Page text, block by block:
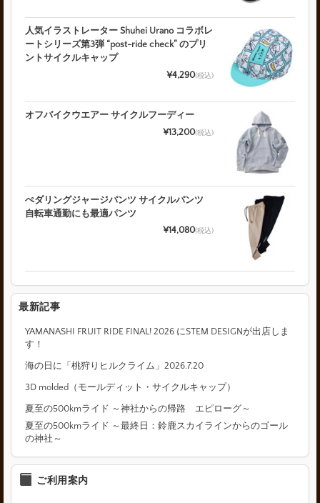
人気イラストレーター Shuhei Urano コラボレ
ートシリーズ第3弾 “post-ride check” のプリ
ントサイクルキャップ
¥4,290(税込)
オフバイクウエアー サイクルフーディー
¥13,200(税込)
ぺダリングジャージパンツ サイクルパンツ
自転車通勤にも最適パンツ
¥14,080(税込)
最新記事
YAMANASHI FRUIT RIDE FINAL! 2026 にSTEM DESIGNが出店しま
す！
海の日に「桃狩りヒルクライム」2026.7.20
3D molded（モールディット・サイクルキャップ）
夏至の500kmライド ～神社からの帰路 エピローグ～
夏至の500kmライド ～最終日：鈴鹿スカイラインからのゴール
の神社～
ご利用案内